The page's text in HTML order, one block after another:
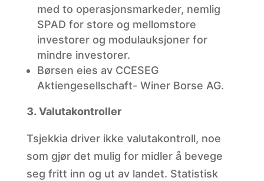
med to operasjonsmarkeder, nemlig
SPAD for store og mellomstore
investorer og modulauksjoner for
mindre investorer.
Børsen eies av CCESEG
Aktiengesellschaft- Winer Borse AG.
Valutakontroller
Tsjekkia driver ikke valutakontroll, noe
som gjør det mulig for midler å bevege
seg fritt inn og ut av landet. Statistisk